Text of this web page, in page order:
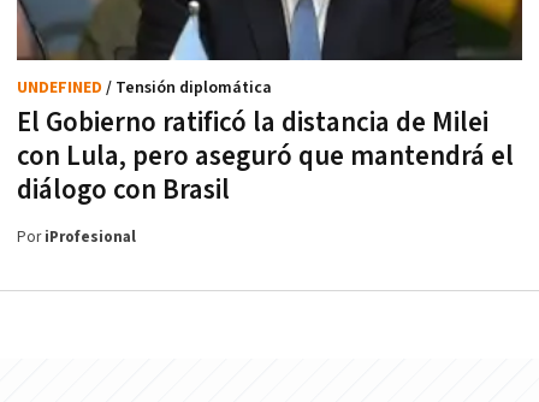
El Gobierno ratificó la distancia de Milei
con Lula, pero aseguró que mantendrá el
diálogo con Brasil
UNDEFINED / Tensión diplomática
PoriProfesional